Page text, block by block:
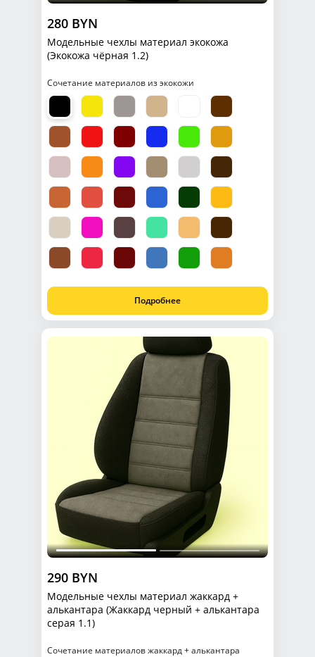
280 BYN
Модельные чехлы материал экокожа
(Экокожа чёрная 1.2)
Сочетание материалов из экокожи
Подробнее
290 BYN
Модельные чехлы материал жаккард +
алькантара (Жаккард черный + алькантара
серая 1.1)
Сочетание материалов жаккард + алькантара